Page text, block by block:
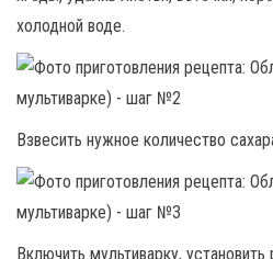
холодной воде.
Взвесить нужное количество
Включить мультиварку,